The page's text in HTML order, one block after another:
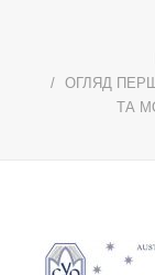
ОГЛЯД
ТА